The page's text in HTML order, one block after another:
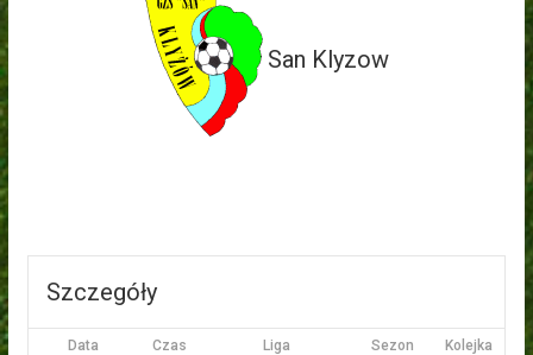
San Klyzow
Szczegóły
Data Czas Liga Sezon Kolejka